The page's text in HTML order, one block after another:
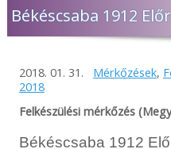
Békéscsaba 1912
2018. 01. 31. Mérkőzések,
2018
Felkészülési mérkőzés
Békéscsaba 1912